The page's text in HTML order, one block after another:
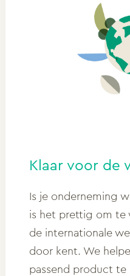
Klaar voor de
Is je onderneming
is het prettig om te
de internationale
door kent. We
passend product te